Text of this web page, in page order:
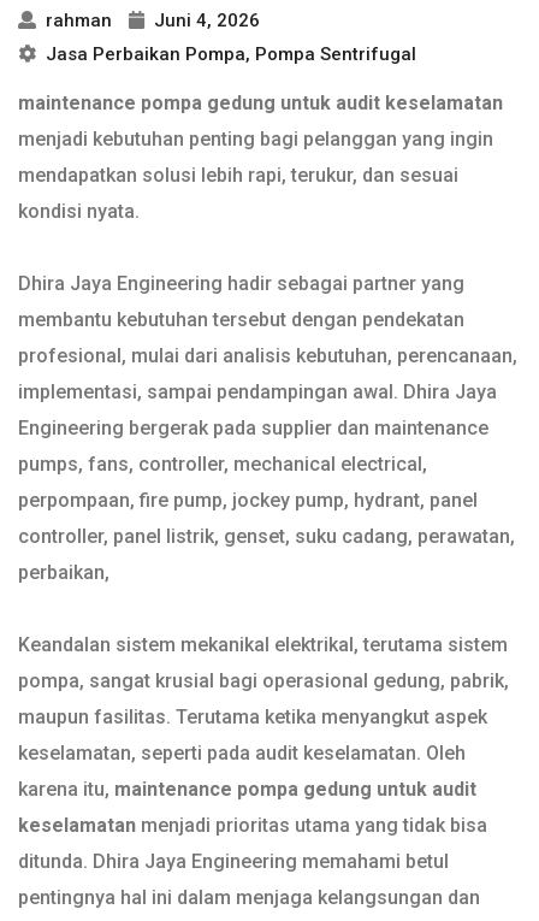
rahman
Juni 4, 2026
Jasa Perbaikan Pompa, Pompa Sentrifugal
maintenance pompa gedung untuk audit keselamatan
menjadi kebutuhan penting bagi pelanggan yang ingin
mendapatkan solusi lebih rapi, terukur, dan sesuai
kondisi nyata.
Dhira Jaya Engineering hadir sebagai partner yang
membantu kebutuhan tersebut dengan pendekatan
profesional, mulai dari analisis kebutuhan, perencanaan,
implementasi, sampai pendampingan awal. Dhira Jaya
Engineering bergerak pada supplier dan maintenance
pumps, fans, controller, mechanical electrical,
perpompaan, fire pump, jockey pump, hydrant, panel
controller, panel listrik, genset, suku cadang, perawatan,
perbaikan,
Keandalan sistem mekanikal elektrikal, terutama sistem
pompa, sangat krusial bagi operasional gedung, pabrik,
maupun fasilitas. Terutama ketika menyangkut aspek
keselamatan, seperti pada audit keselamatan. Oleh
karena itu, maintenance pompa gedung untuk audit
keselamatan menjadi prioritas utama yang tidak bisa
ditunda. Dhira Jaya Engineering memahami betul
pentingnya hal ini dalam menjaga kelangsungan dan